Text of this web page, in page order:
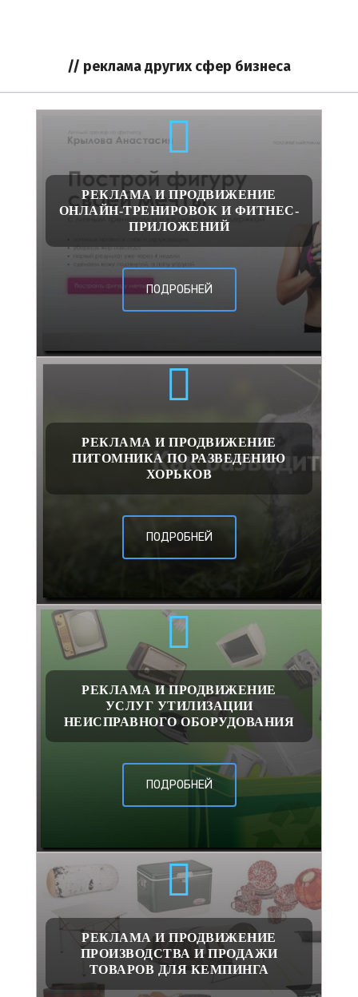
// реклама других сфер бизнеса
РЕКЛАМА И ПРОДВИЖЕНИЕ
ОНЛАЙН-ТРЕНИРОВОК И ФИТНЕС-
ПРИЛОЖЕНИЙ
ПОДРОБНЕЙ
РЕКЛАМА И ПРОДВИЖЕНИЕ
ПИТОМНИКА ПО РАЗВЕДЕНИЮ
ХОРЬКОВ
ПОДРОБНЕЙ
РЕКЛАМА И ПРОДВИЖЕНИЕ
УСЛУГ УТИЛИЗАЦИИ
НЕИСПРАВНОГО ОБОРУДОВАНИЯ
ПОДРОБНЕЙ
РЕКЛАМА И ПРОДВИЖЕНИЕ
ПРОИЗВОДСТВА И ПРОДАЖИ
ТОВАРОВ ДЛЯ КЕМПИНГА